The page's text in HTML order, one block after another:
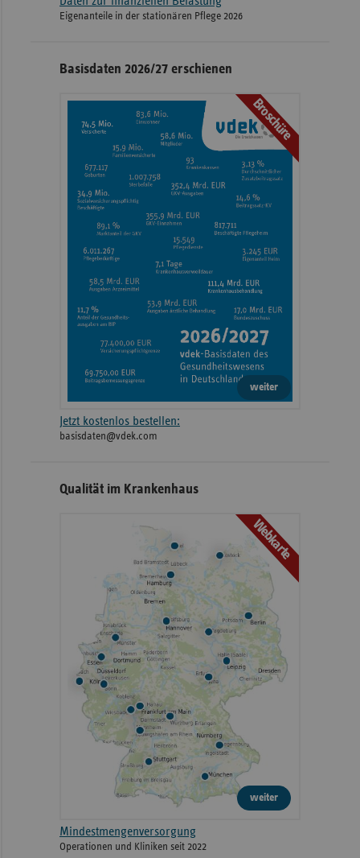
Eigenanteile in der stationären Pflege 2026
Basisdaten 2026/27 erschienen
Broschüre
weiter
Jetzt kostenlos bestellen:
basisdaten@vdek.com
Qualität im Krankenhaus
Webkarte
weiter
Mindestmengenversorgung
Operationen und Kliniken seit 2022